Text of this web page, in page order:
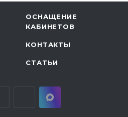
ОСНАЩЕНИЕ
КАБИНЕТОВ
КОНТАКТЫ
СТАТЬИ